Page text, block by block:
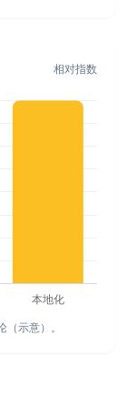
相对指数
示意）。